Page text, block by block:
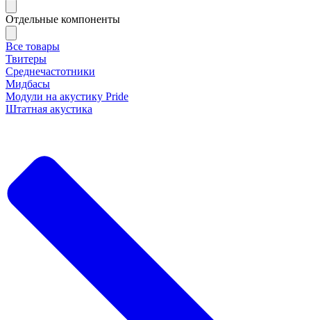
Отдельные компоненты
Все товары
Твитеры
Среднечастотники
Мидбасы
Модули на акустику Pride
Штатная акустика